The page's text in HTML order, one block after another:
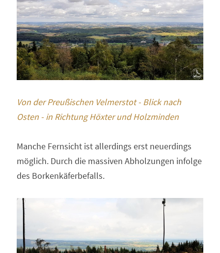
Von der Preußischen Velmerstot - Blick nach
Osten - in Richtung Höxter und Holzminden
Manche Fernsicht ist allerdings erst neuerdings
möglich. Durch die massiven Abholzungen infolge
des Borkenkäferbefalls.